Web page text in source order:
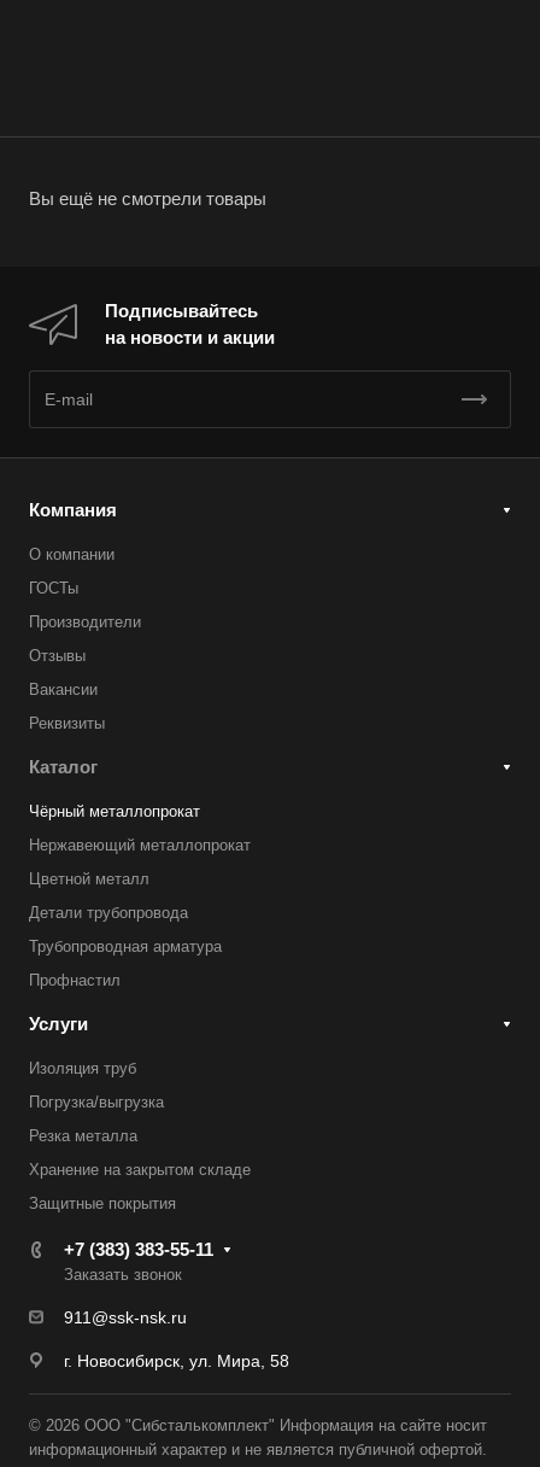
Вы ещё не смотрели товары
Подписывайтесь
на новости и акции
Компания
О компании
ГОСТы
Производители
Отзывы
Вакансии
Реквизиты
Каталог
Чёрный металлопрокат
Нержавеющий металлопрокат
Цветной металл
Детали трубопровода
Трубопроводная арматура
Профнастил
Услуги
Изоляция труб
Погрузка/выгрузка
Резка металла
Хранение на закрытом складе
Защитные покрытия
+7 (383) 383-55-11
Заказать звонок
911@ssk-nsk.ru
г. Новосибирск, ул. Мира, 58
© 2026 ООО "Сибсталькомплект" Информация на сайте носит
информационный характер и не является публичной офертой.